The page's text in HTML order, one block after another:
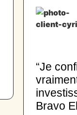
“Je
Bravo